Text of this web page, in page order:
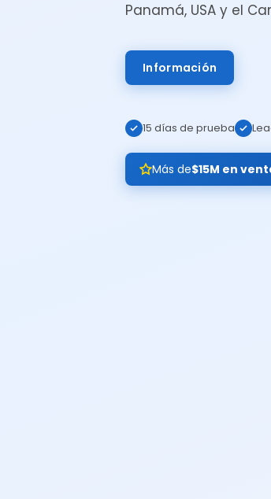
Panamá, USA y el
Información
15 días de prueba
Más de$15M en